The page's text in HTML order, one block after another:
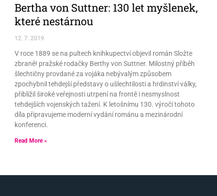
Bertha von Suttner: 130 let myšlenek,
které nestárnou
12. 7. 2019
V roce 1889 se na pultech knihkupectví objevil román Složte
zbraně! pražské rodačky Berthy von Suttner. Milostný příběh
šlechtičny provdané za vojáka nebývalým způsobem
zpochybnil tehdejší představy o ušlechtilosti a hrdinství války,
přiblížil široké veřejnosti utrpení na frontě i nesmyslnost
tehdejších vojenských tažení. K letošnímu 130. výročí tohoto
díla připravujeme moderní vydání románu a mezinárodní
konferenci.
Read More »